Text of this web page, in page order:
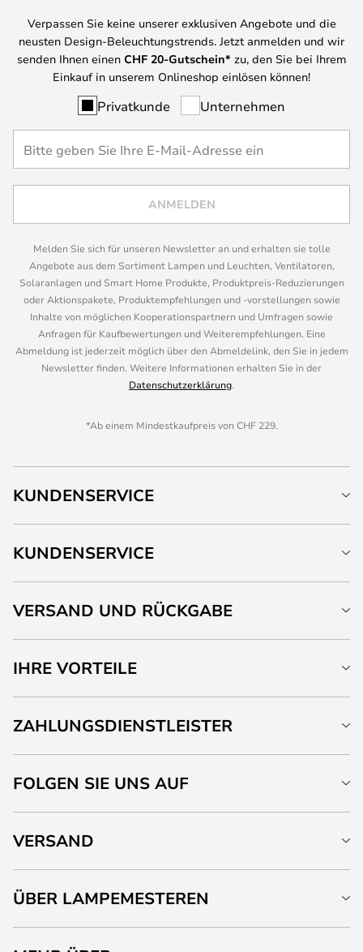
Verpassen Sie keine unserer exklusiven Angebote und die
neusten Design-Beleuchtungstrends. Jetzt anmelden und wir
senden Ihnen einen CHF 20-Gutschein* zu, den Sie bei Ihrem
Einkauf in unserem Onlineshop einlösen können!
Privatkunde Unternehmen
ANMELDEN
Melden Sie sich für unseren Newsletter an und erhalten sie tolle
Angebote aus dem Sortiment Lampen und Leuchten, Ventilatoren,
Solaranlagen und Smart Home Produkte, Produktpreis-Reduzierungen
oder Aktionspakete, Produktempfehlungen und -vorstellungen sowie
Inhalte von möglichen Kooperationspartnern und Umfragen sowie
Anfragen für Kaufbewertungen und Weiterempfehlungen. Eine
Abmeldung ist jederzeit möglich über den Abmeldelink, den Sie in jedem
Newsletter finden. Weitere Informationen erhalten Sie in der
Datenschutzerklärung.
*Ab einem Mindestkaufpreis von CHF 229.
KUNDENSERVICE
KUNDENSERVICE
VERSAND UND RÜCKGABE
IHRE VORTEILE
ZAHLUNGSDIENSTLEISTER
FOLGEN SIE UNS AUF
VERSAND
ÜBER LAMPEMESTEREN